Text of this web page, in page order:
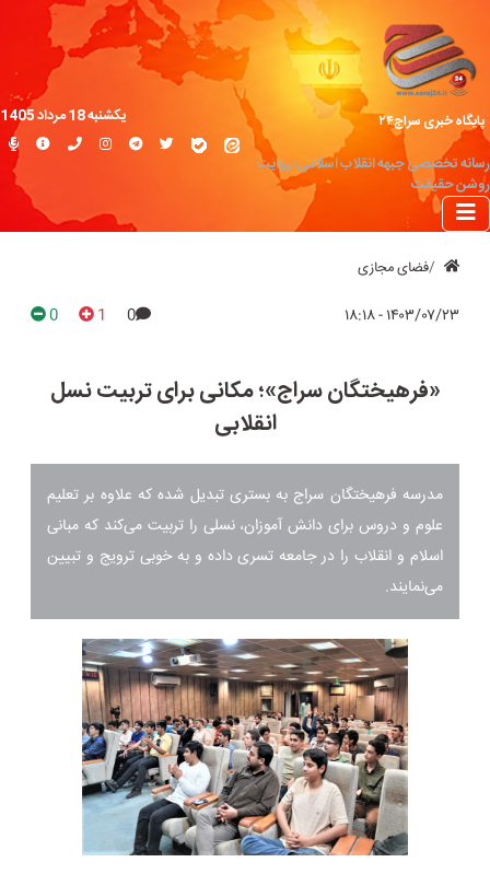
پایگاه خبری سراج۲۴
رسانه تخصصی جبهه انقلاب اسلامی؛ روایت
روشن حقیقت
یکشنبه 18 مرداد 1405
فضای مجازی
۱۴۰۳/۰۷/۲۳ - ۱۸:۱۸ 0
1
0
«فرهیختگان سراج»؛ مکانی برای تربیت نسل
انقلابی
مدرسه فرهیختگان سراج به بستری تبدیل شده که علاوه بر تعلیم
علوم و دروس برای دانش آموزان، نسلی را تربیت می‌کند که مبانی
اسلام و انقلاب را در جامعه تسری داده و به خوبی ترویج و تبیین
می‌نمایند.